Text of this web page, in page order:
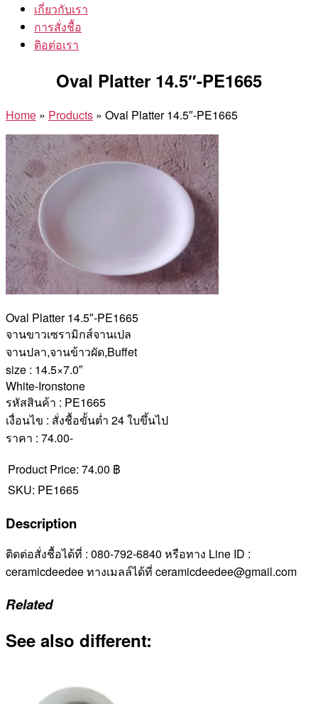
เกี่ยวกับเรา
การสั่งชื้อ
ติอต่อเรา
Oval Platter 14.5″-PE1665
Home » Products » Oval Platter 14.5″-PE1665
Oval Platter 14.5″-PE1665
จานขาวเซรามิกส์จานเปล
จานปลา,จานข้าวผัด,Buffet
size : 14.5×7.0″
White-Ironstone
รหัสสินค้า : PE1665
เงื่อนไข : สั่งชื้อขั้นต่ำ 24 ใบขึ้นไป
ราคา : 74.00-
Product Price: 74.00 ฿
SKU: PE1665
Description
ติดต่อสั่งชื้อได้ที่ : 080-792-6840 หรือทาง Line ID :
ceramicdeedee ทางเมลล์ได้ที่ ceramicdeedee@gmail.com
Related
See also different: